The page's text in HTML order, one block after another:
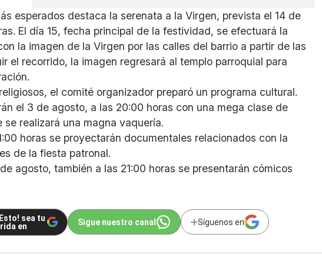
esperados destaca la serenata a la Virgen, prevista el 14 de
El día 15, fecha principal de la festividad, se efectuará la
la imagen de la Virgen por las calles del barrio a partir de las
el recorrido, la imagen regresará al templo parroquial para
el comité organizador preparó un programa cultural.
el 3 de agosto, a las 20:00 horas con una mega clase de
se realizará una magna vaquería.
horas se proyectarán documentales relacionados con la
de la fiesta patronal.
agosto, también a las 21:00 horas se presentarán cómicos
sea tu
en
Sigue nuestro canal Síguenos en